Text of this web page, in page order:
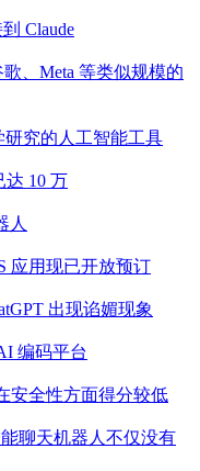
Claude
、Meta 等类似规模的
研究的人工智能工具
达 10 万
人
应用现已开放预订
出现谄媚现象
编码平台
安全性方面得分较低
聊天机器人不仅没有